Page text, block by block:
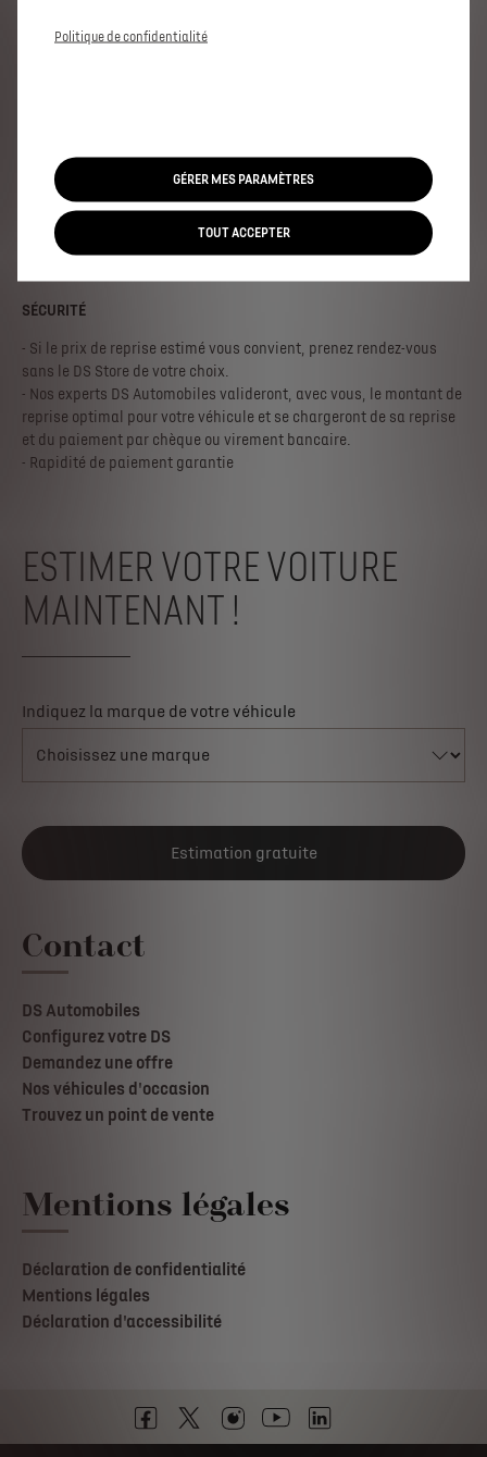
SÉCURITÉ
- Si le prix de reprise estimé vous convient, prenez rendez-vous
sans le DS Store de votre choix.
- Nos experts DS Automobiles valideront, avec vous, le montant de
reprise optimal pour votre véhicule et se chargeront de sa reprise
et du paiement par chèque ou virement bancaire.
- Rapidité de paiement garantie
ESTIMER VOTRE VOITURE
MAINTENANT !
Indiquez la marque de votre véhicule
Estimation gratuite
Contact
DS Automobiles
Configurez votre DS
Demandez une offre
Nos véhicules d'occasion
Trouvez un point de vente
Mentions légales
Déclaration de confidentialité
Mentions légales
Déclaration d'accessibilité
Politique de confidentialité
GÉRER MES PARAMÈTRES
TOUT ACCEPTER